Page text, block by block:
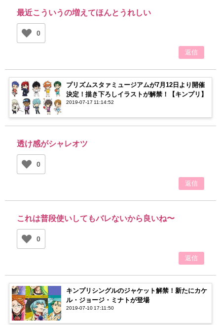
最近こういうの増えてほんとうれしい
0
返信
プリズムスタァミュージアムが7月12日より開催
決定！描き下ろしイラストが解禁！【キンプリ】
2019-07-17 11:14:52
透け感がシャレオツ
0
返信
これは普段使いしてもバレないから良いね〜
0
返信
キンプリシングルのジャケット解禁！新たにカケ
ル・ジョージ・ミナトが登場
2019-07-10 17:11:50